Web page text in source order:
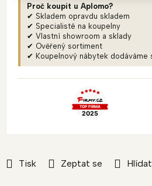
Tisk Zeptat se Hlídat
Proč koupit u Aplomo?
✔ Skladem opravdu skladem
✔ Specialisté na koupelny
✔ Vlastní showroom a sklady
✔ Ověřený sortiment
✔ Koupelnový nábytek dodáváme